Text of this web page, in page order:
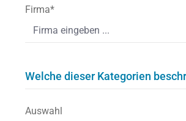
Firma*
Welche dieser Kategorien
Auswahl